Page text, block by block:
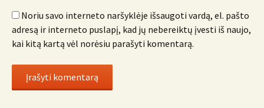
Noriu savo interneto naršyklėje išsaugoti vardą, el. pašto
adresą ir interneto puslapį, kad jų nebereiktų įvesti iš naujo,
kai kitą kartą vėl norėsiu parašyti komentarą.